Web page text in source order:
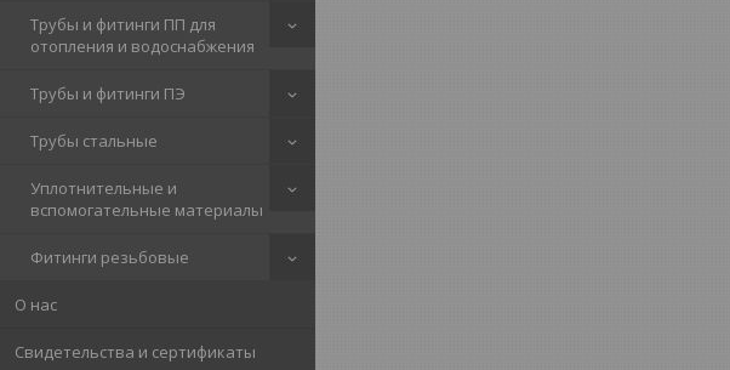
Трубы и фитинги ПП для
отопления и водоснабжения
Трубы и фитинги ПЭ
Трубы стальные
Уплотнительные и
вспомогательные материалы
Фитинги резьбовые
О нас
Свидетельства и сертификаты